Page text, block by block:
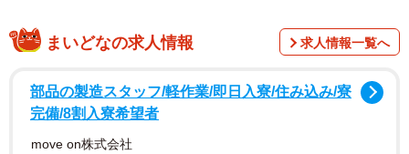
まいどなの求人情報 求人情報一覧へ
部品の製造スタッフ/軽作業/即日入寮/住み込み/寮
完備/8割入寮希望者
move on株式会社